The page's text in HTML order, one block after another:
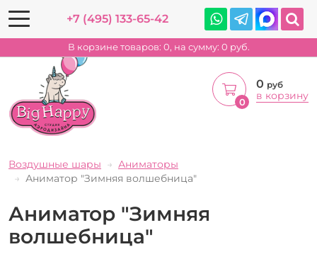
+7 (495) 133-65-42
В корзине товаров: 0, на сумму: 0 руб.
0
0 руб
в корзину
Воздушные шары
Аниматоры
Аниматор "Зимняя волшебница"
Аниматор "Зимняя
волшебница"